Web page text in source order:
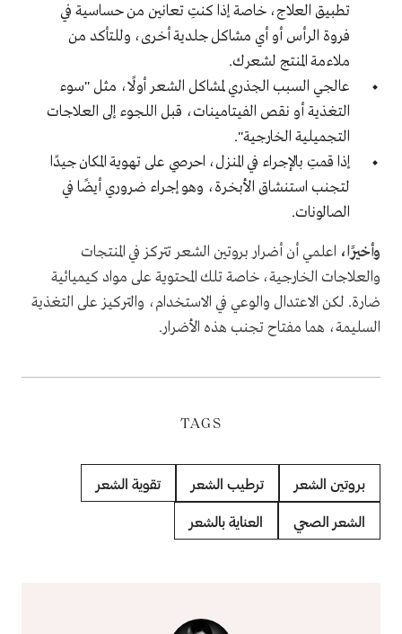
تطبيق العلاج، خاصة إذا كنتِ تعانين من حساسية في
فروة الرأس أو أي مشاكل جلدية أخرى، وللتأكد من
ملاءمة المنتج لشعرك.
عالجي السبب الجذري لمشاكل الشعر أولًا، مثل "سوء
التغذية أو نقص الفيتامينات، قبل اللجوء إلى العلاجات
التجميلية الخارجية".
إذا قمتِ بالإجراء في المنزل، احرصي على تهوية المكان جيدًا
لتجنب استنشاق الأبخرة، وهو إجراء ضروري أيضًا في
الصالونات.
وأخيرًا، اعلمي أن أضرار بروتين الشعر تتركز في المنتجات
والعلاجات الخارجية، خاصة تلك المحتوية على مواد كيميائية
ضارة. لكن الاعتدال والوعي في الاستخدام، والتركيز على التغذية
السليمة، هما مفتاح تجنب هذه الأضرار.
TAGS
بروتين الشعر ترطيب الشعر تقوية الشعر
الشعر الصحي العناية بالشعر